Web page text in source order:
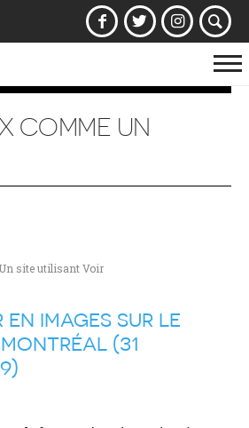
la
COMME UN
Un site utilisant Voir
EN IMAGES SUR LE
(31